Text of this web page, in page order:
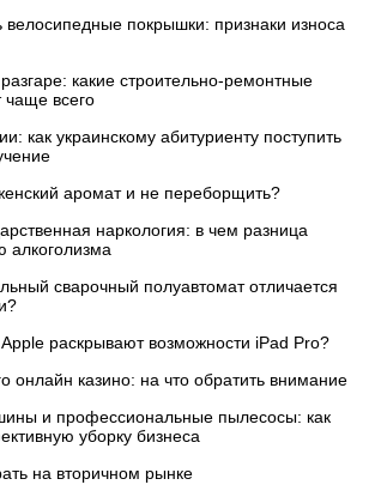
велосипедные покрышки: признаки износа
какие строительно-ремонтные
чаще всего
как украинскому абитуриенту поступить
аромат и не переборщить?
наркология: в чем разница
алкоголизма
сварочный полуавтомат отличается
раскрывают возможности iPad Pro?
онлайн казино: на что обратить внимание
и профессиональные пылесосы: как
уборку бизнеса
на вторичном рынке